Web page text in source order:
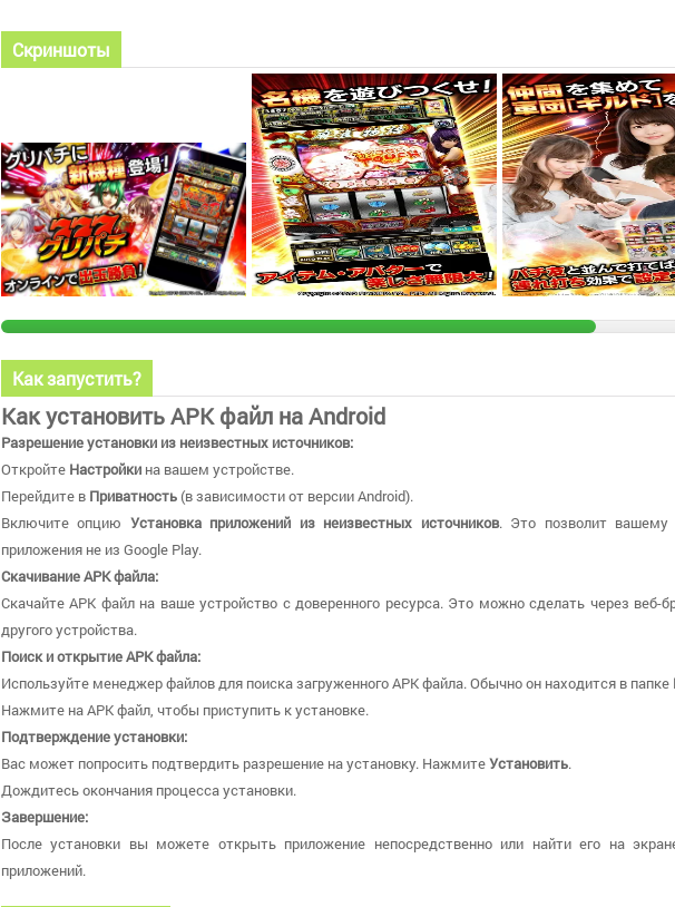
Скриншоты
Как запустить?
Как установить APK файл на Android
Разрешение установки из неизвестных источников:
Откройте Настройки на вашем устройстве.
Перейдите в Приватность (в зависимости от версии Android).
Включите опцию Установка приложений из неизвестных источников. Это позволит вашему
приложения не из Google Play.
Скачивание APK файла:
Скачайте APK файл на ваше устройство с доверенного ресурса. Это можно сделать через веб-
другого устройства.
Поиск и открытие APK файла:
Используйте менеджер файлов для поиска загруженного APK файла. Обычно он находится в папке
Нажмите на APK файл, чтобы приступить к установке.
Подтверждение установки:
Вас может попросить подтвердить разрешение на установку. НажмитеУстановить.
Дождитесь окончания процесса установки.
Завершение:
После установки вы можете открыть приложение непосредственно или найти его на
приложений.